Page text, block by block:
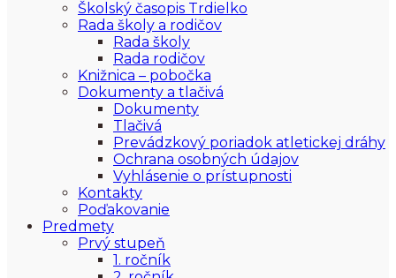
Školský časopis Trdielko
Rada školy a rodičov
Rada školy
Rada rodičov
Knižnica – pobočka
Dokumenty a tlačivá
Dokumenty
Tlačivá
Prevádzkový poriadok atletickej dráhy
Ochrana osobných údajov
Vyhlásenie o prístupnosti
Kontakty
Poďakovanie
Predmety
Prvý stupeň
1. ročník